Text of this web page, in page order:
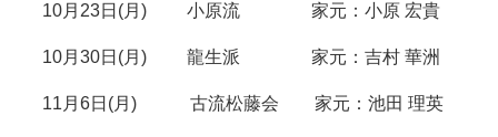
10月23日(月) 小原流 家元：小原 宏貴
10月30日(月) 龍生派 家元：吉村 華洲
11月6日(月) 古流松藤会 家元：池田 理英